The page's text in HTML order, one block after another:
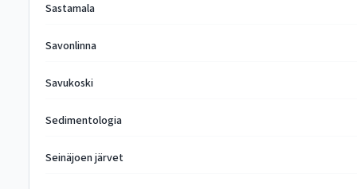
Sastamala
Savonlinna
Savukoski
Sedimentologia
Seinäjoen järvet